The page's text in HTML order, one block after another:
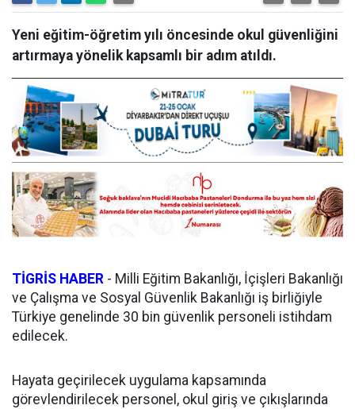
Yeni eğitim-öğretim yılı öncesinde okul güvenliğini
artırmaya yönelik kapsamlı bir adım atıldı.
TİGRİS HABER - Milli Eğitim Bakanlığı, İçişleri Bakanlığı
ve Çalışma ve Sosyal Güvenlik Bakanlığı iş birliğiyle
Türkiye genelinde 30 bin güvenlik personeli istihdam
edilecek.
Hayata geçirilecek uygulama kapsamında
görevlendirilecek personel, okul giriş ve çıkışlarında